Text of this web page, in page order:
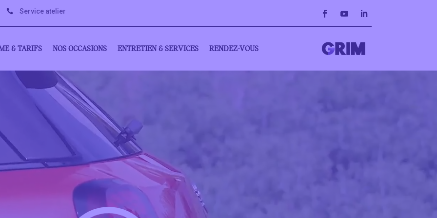
 Service atelier
& TARIFS NOS OCCASIONS ENTRETIEN & SERVICES RENDEZ-VOUS